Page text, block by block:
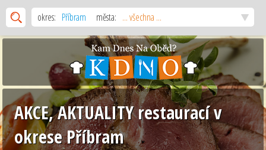
okres: Příbram města: ... všechna ...
AKCE, AKTUALITY restaurací v
okrese Příbram